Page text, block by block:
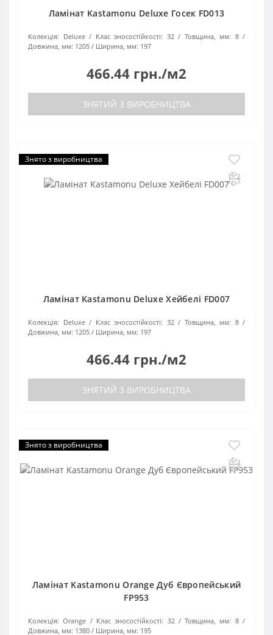
Ламінат Kastamonu Deluxe Госек FD013
Колекція: Deluxe Клас зносостійкості: 32 Товщина, мм: 8
Довжина, мм: 1205 Ширина, мм: 197
466.44 грн./м2
ЗНЯТИЙ З ВИРОБНИЦТВА
Знято з виробництва
Ламінат Kastamonu Deluxe Хейбелі FD007
Колекція: Deluxe Клас зносостійкості: 32 Товщина, мм: 8
Довжина, мм: 1205 Ширина, мм: 197
466.44 грн./м2
ЗНЯТИЙ З ВИРОБНИЦТВА
Знято з виробництва
Ламінат Kastamonu Orange Дуб Європейський
FP953
Колекція: Orange Клас зносостійкості: 32 Товщина, мм: 8
Довжина, мм: 1380 Ширина, мм: 195